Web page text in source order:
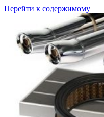
Перейти к содержимому